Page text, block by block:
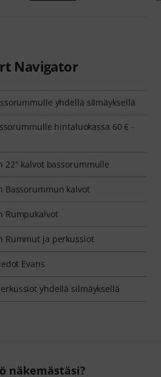
Navigator
yhdellä silmäyksellä
hintaluokassa 60 € -
22" kalvot bassorummulle
Bassorummun kalvot
Rumpukalvot
Rummut ja perkussiot
Evans
yhdellä silmäyksellä
näkemästäsi?